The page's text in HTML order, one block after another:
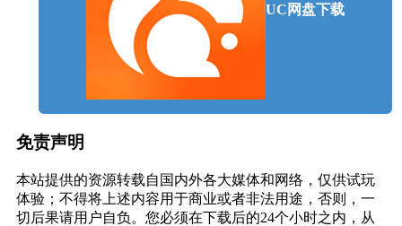
UC网盘下载
免责声明
本站提供的资源转载自国内外各大媒体和网络，仅供试玩
体验；不得将上述内容用于商业或者非法用途，否则，一
切后果请用户自负。您必须在下载后的24个小时之内，从